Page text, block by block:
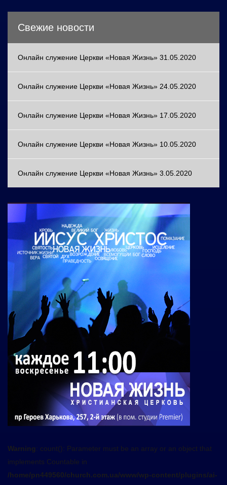
Свежие новости
Онлайн служение Церкви «Новая Жизнь» 31.05.2020
Онлайн служение Церкви «Новая Жизнь» 24.05.2020
Онлайн служение Церкви «Новая Жизнь» 17.05.2020
Онлайн служение Церкви «Новая Жизнь» 10.05.2020
Онлайн служение Церкви «Новая Жизнь» 3.05.2020
Warning
: count(): Parameter must be an array or an object that
implements Countable in
/home/pn449560/church.com.ua/www/wp-content/plugins/ai-